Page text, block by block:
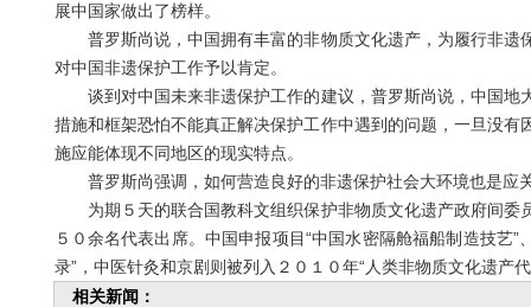
展中国家做出了榜样。
普罗斯尚说，中国拥有丰富的非物质文化遗产，为履行非遗
对中国非遗保护工作予以肯定。
谈到对中国未来非遗保护工作的建议，普罗斯尚说，中国地
措施和框架恐怕不能真正解决保护工作中遇到的问题，一旦没
施应能体现不同地区的现实特点。
普罗斯尚强调，如何营造良好的非遗保护社会大环境也是应
为期５天的联合国教科文组织保护非物质文化遗产政府间委
５０余名代表出席。中国申报项目“中国水密隔舱福船制造技艺
录”，中医针灸和京剧则被列入２０１０年“人类非物质文化遗产
相关新闻：